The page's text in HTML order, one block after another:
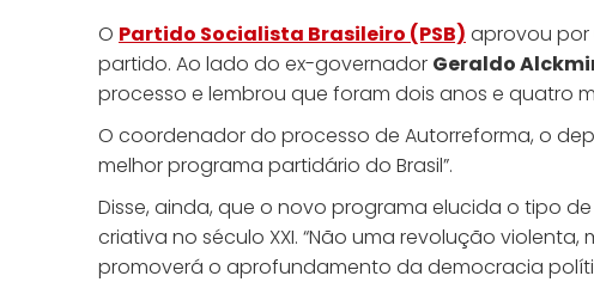
O Partido Socialista Brasileiro (PSB) aprovou por
partido. Ao lado do ex-governador Geraldo
processo e lembrou que foram dois anos e quatro
O coordenador do processo de Autorreforma, o
melhor programa partidário do Brasil”.
Disse, ainda, que o novo programa elucida o tipo
criativa no século XXI. “Não uma revolução
promoverá o aprofundamento da democracia